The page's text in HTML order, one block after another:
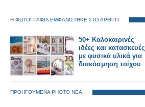
Η ΦΩΤΟΓΡΑΦΙΑ ΕΜΦΑΝΙΣΤΗΚΕ ΣΤΟ ΑΡΘΡΟ
50+ Καλοκαιρινές
ιδέες και κατασκευές
με φυσικά υλικά για
διακόσμηση τοίχου
ΠΡΟΗΓΟΥΜΕΝΑ PHOTO ΝΕΑ